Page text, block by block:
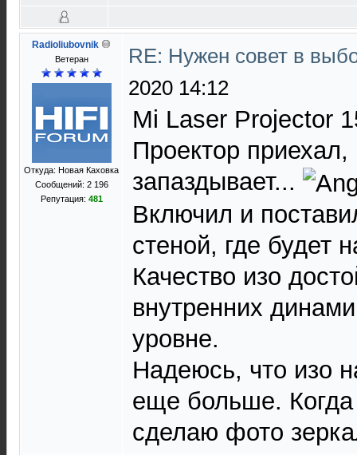
Radioliubovnik
Ветеран
Откуда: Новая Каховка
Сообщений: 2 196
Репутация: 481
RE: Нужен совет в
2020 14:12
Mi Laser Projector
Проектор приехал,
запаздывает...
Включил и
стеной, где будет
Качество изо
внутренних
уровне.
Надеюсь, что изо
еще больше. Когда
сделаю фото